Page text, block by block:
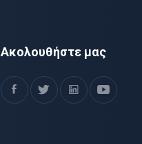
Ακολουθήστε μας